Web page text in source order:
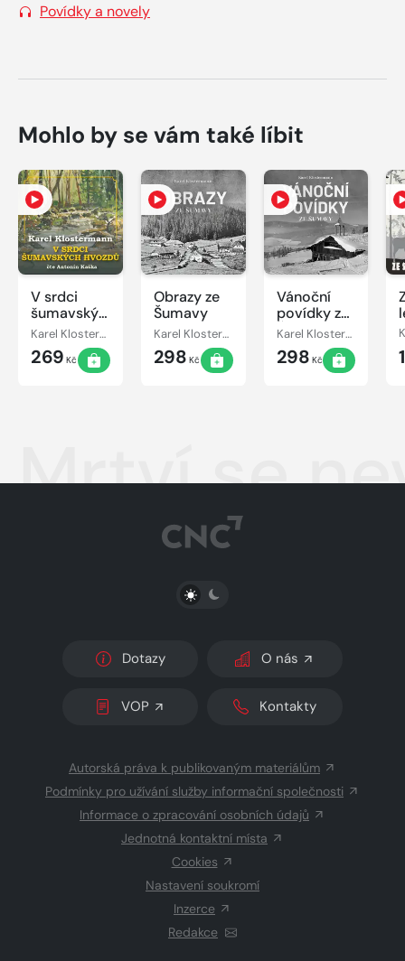
Povídky a novely
Mohlo by se vám také líbit
V srdci
šumavských
hvozdů
Karel Klostermann
269 Kč
Obrazy ze
Šumavy
Karel Klostermann
298 Kč
Vánoční
povídky ze
Šumavy
Karel Klostermann
298 Kč
Mrtví se
PŘEPNOUT SVĚTLÝ/TMAVÝ REŽIM
Dotazy O nás
VOP Kontakty
Autorská práva k publikovaným materiálům
Podmínky pro užívání služby informační společnosti
Informace o zpracování osobních údajů
Jednotná kontaktní místa
Cookies
Nastavení soukromí
Inzerce
Redakce